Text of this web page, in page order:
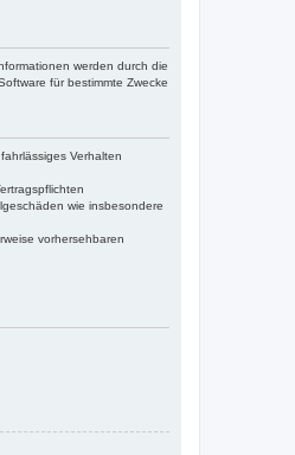
werden durch die
für bestimmte Zwecke
Verhalten
wie insbesondere
vorhersehbaren